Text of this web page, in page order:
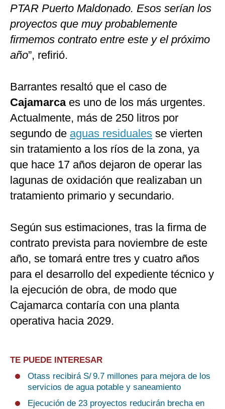
PTAR Puerto Maldonado. Esos serían los
proyectos que muy probablemente
firmemos contrato entre este y el próximo
año”, refirió.
Barrantes resaltó que el caso de
Cajamarcaes uno de los más urgentes.
Actualmente, más de 250 litros por
segundo de aguas residuales se vierten
sin tratamiento a los ríos de la zona, ya
que hace 17 años dejaron de operar las
lagunas de oxidación que realizaban un
tratamiento primario y secundario.
Según sus estimaciones, tras la firma de
contrato prevista para noviembre de este
año, se tomará entre tres y cuatro años
para el desarrollo del expediente técnico y
la ejecución de obra, de modo que
Cajamarca contaría con una planta
operativa hacia 2029.
TE PUEDE INTERESAR
Otass recibirá S/ 9.7 millones para mejora de los
servicios de agua potable y saneamiento
Ejecución de 23 proyectos reducirán brecha en